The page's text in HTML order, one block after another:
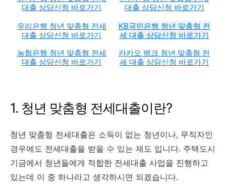
대출 상담신청 바로가기
대출 상담신청 바로가기
우리은행 청년 맞춤형 전세
대출 상담신청 바로가기
KB국민은행 청년 맞춤형 전
세 대출 상담신청 바로가기
농협은행 청년 맞춤형 전세
대출 상담신청 바로가기
카카오 뱅크 청년 맞춤형 전
세 대출 상담신청 바로가기
1. 청년 맞춤형 전세대출이란?
청년 맞춤형 전세대출은 소득이 없는 청년이나, 무직자인
경우에도 전세대출을 받을 수 있는 제도 입니다. 주택도시
기금에서 청년들에게 적합한 전세대출 사업을 진행하고
있는데 이 중 하나라고 생각하시면 되겠습니다.